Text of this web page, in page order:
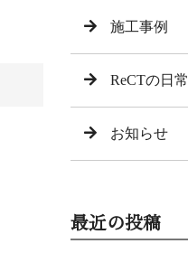
施工事例
ReCTの日常
お知らせ
最近の投稿